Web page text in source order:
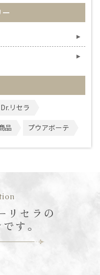
Dr.リセラ
品 プウアボーテ
リセラの
す。